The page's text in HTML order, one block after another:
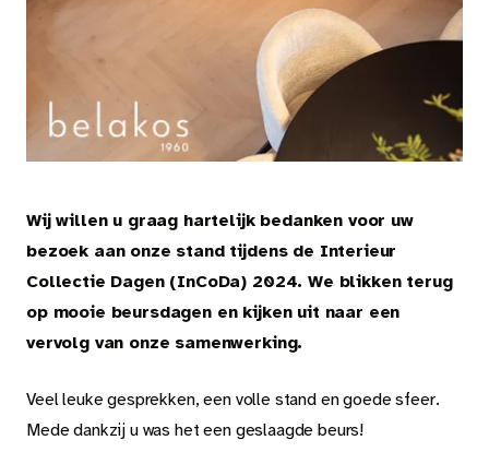
Over Belakos
Dealer worden
Veel gestelde vragen
Onderhoudsadvies en leginstructies
Over de vloer bij ...
Roomvisualisatie
Nieuws
Dealer login
Wij willen u graag hartelijk bedanken voor uw
bezoek aan onze stand tijdens de Interieur
Collectie Dagen (InCoDa) 2024. We blikken terug
op mooie beursdagen en kijken uit naar een
vervolg van onze samenwerking.
Veel leuke gesprekken, een volle stand en goede sfeer.
Mede dankzij u was het een geslaagde beurs!